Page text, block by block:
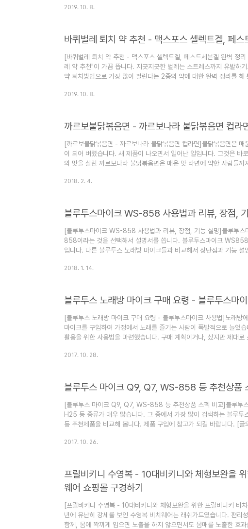
는 것보다는 훨씬 효과적인 사용방법이 될 것입니다. 더불어, 어린 아
크기, 2억 개의 브라질 언..
2019. 10. 8.
바퀴벌레 퇴치 약 추천 - 맥스포스 셀렉트겔, 페스
[바퀴벌레 퇴치 약 추천 - 맥스포스 셀렉트겔, 페스트세븐겔 완벽 정
레 약 추천"이 가끔 뜹니다. 지긋지긋한 벌레는 스트레스까지 유발하
약 퇴치방법으로 가장 많이 팔린다는 2종의 약에 대한 완벽 정리를 해
다. 실제 사용 시 겪었던 점들도 적었으니 도움이 될 것입니다. 그 1편
벌레약 보다 안전한 은행잎..
2019. 10. 8.
까르보불닭볶음면 - 까르보나라 불닭볶음면 컵라
[까르보불닭볶음면 - 까르보나라 불닭볶음면 컵라면]불닭볶음면은 매
이 되어 버렸습니다. 새 제품이 나오면서 일어난 일입니다. 그것은 바
의 맛을 살린 까르보나라 불닭볶음면은 매운 맛 라면에 약한 사람들까
까르보불닭볶음면 2017년과 2018년을 강타한 라면계의 히트작에 삼
핫이슈가 되었습니다. 까르보불닭볶음면은 불닭의 매..
2018. 2. 4.
블루투스마이크 WS-858 사용법과 리뷰, 장점,
[블루투스마이크 WS-858 사용법과 리뷰, 장점, 기능 설명]블루투스
858이라는 것을 선택해서 설명서를 씁니다. 블루투스마이크
입니다. 다른 블루투스 노래방 마이크들과 비교해서 장단점과 기능 설
크]블루투스 노래방 마이크 구매 요령 - 블루투스마이크 사용법 블루
의 버튼이 있습니다. 처음에 ..
2018. 1. 14.
블루투스 노래방 마이크 구매 요령 - 블루투스마
[블루투스 노래방 마이크 구매 요령 - 블루투스마이크 사용법]노래방
마이크를 구입하여 가정에서 노래를 즐기는 사람이 폭발적으로 늘었
활용을 위한 사용법을 마련했습니다. 구매 계획이거나, 샀지만 제대로
스펙 활용하기4. 5핀 케이블과 활용 [엮인 글]블루투스 마이크 Q9,
해야 합니다. 마이크에 고급..
2017. 10. 28.
블루투스 마이크 Q9, Q7, WS-858 등 추천상품
[블루투스 마이크 Q9, Q7, WS-858 등 추천상품 스펙 비교]블루투
H25 등 종류가 매우 많습니다. 그 중에서 가장 많이 검색하는 블루
등 추천제품을 비교해 봅니다. 제품 구입에 참고가 되길 바랍니다. [글
요령 - 블루투스마이크 사용법 블루투스노래방마이크 가격 비교 '블루
통해..
2017. 10. 26.
프릴비키니 수영복 - 10대비키니와 체형보완을
웨어 쇼핑몰 구경하기
[프릴비키니 수영복 - 10대비키니와 체형보완을 위한 프릴비니키 비
년에 유난히 강세를 보인 수영복 비치웨어는 래쉬가드였습니다. 편리
함께, 몸에 꽉끼게 입으면 노출을 하지 않으면서도 몸매를 노출한 효